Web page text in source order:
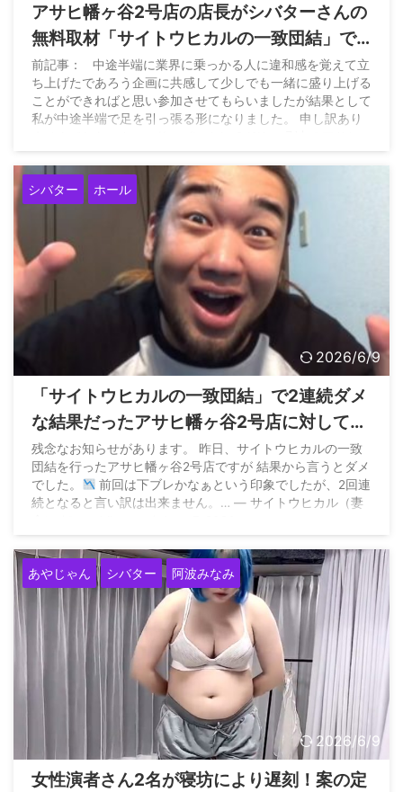
アサヒ幡ヶ谷2号店の店長がシバターさんの
無料取材「サイトウヒカルの一致団結」で
奮った結果を出せなかったことを謝罪
前記事： 中途半端に業界に乗っかる人に違和感を覚えて立
ち上げたであろう企画に共感して少しでも一緒に盛り上げる
ことができればと思い参加させてもらいましたが結果として
私が中途半端で足を引っ張る形になりました。 申し訳あり
シバター ホール
2026/6/9
「サイトウヒカルの一致団結」で2連続ダメ
な結果だったアサヒ幡ヶ谷2号店に対してシ
バターさんが批判「潰してクレーンゲーム
専門店か、まいばすけっとにした方がいい
です」
残念なお知らせがあります。 昨日、サイトウヒカルの一致
団結を行ったアサヒ幡ヶ谷2号店ですが 結果から言うとダメ
でした。
前回は下ブレかなぁという印象でしたが、2回連
続となると言い訳は出来ません。… — サイトウヒカル（妻
あやじゃん シバター 阿波みなみ
2026/6/9
女性演者さん2名が寝坊により遅刻！案の定